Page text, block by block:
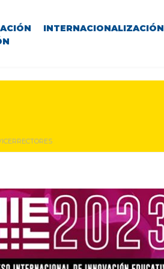
INTERNACIONALIZACIÓN